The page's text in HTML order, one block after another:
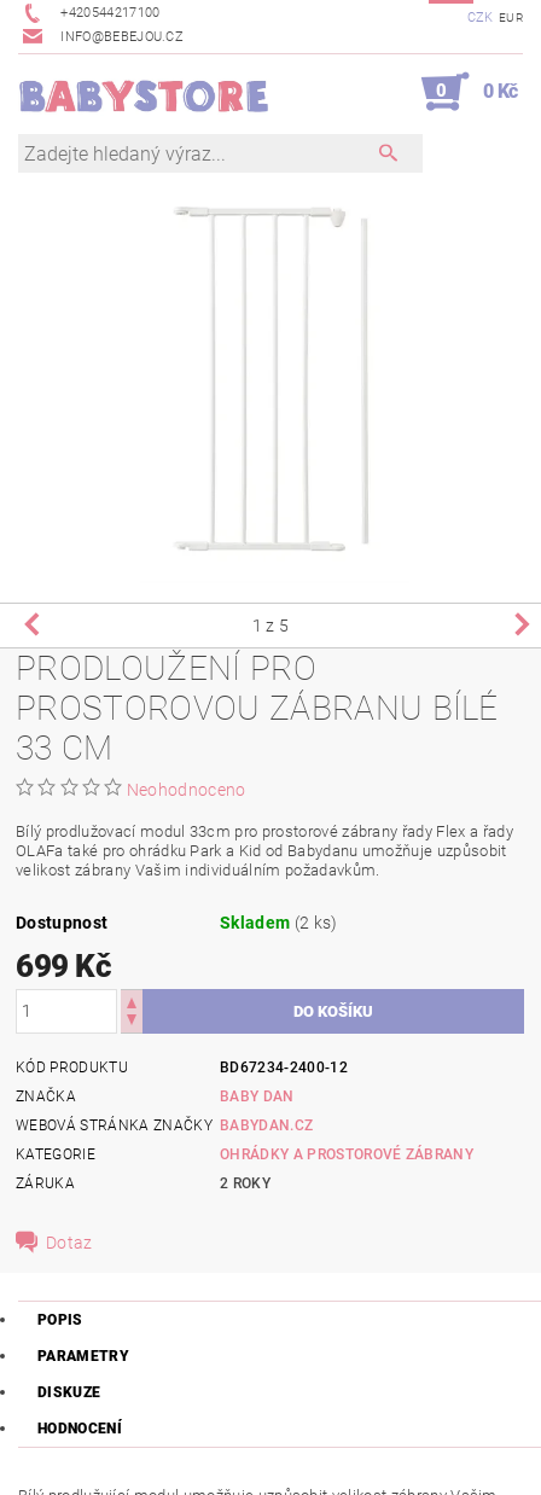
+420544217100
INFO@BEBEJOU.CZ
CZK EUR
0 0 Kč
1 z 5
PRODLOUŽENÍ PRO
PROSTOROVOU ZÁBRANU BÍLÉ
33 CM
Neohodnoceno
Bílý prodlužovací modul 33cm pro prostorové zábrany řady Flex a řady
OLAFa také pro ohrádku Park a Kid od Babydanu umožňuje uzpůsobit
velikost zábrany Vašim individuálním požadavkům.
Dostupnost Skladem (2 ks)
699 Kč
KÓD PRODUKTU
BD67234-2400-12
ZNAČKA
BABY DAN
WEBOVÁ STRÁNKA ZNAČKY BABYDAN.CZ
KATEGORIE
OHRÁDKY A PROSTOROVÉ ZÁBRANY
ZÁRUKA
2 ROKY
Dotaz
POPIS
PARAMETRY
DISKUZE
HODNOCENÍ